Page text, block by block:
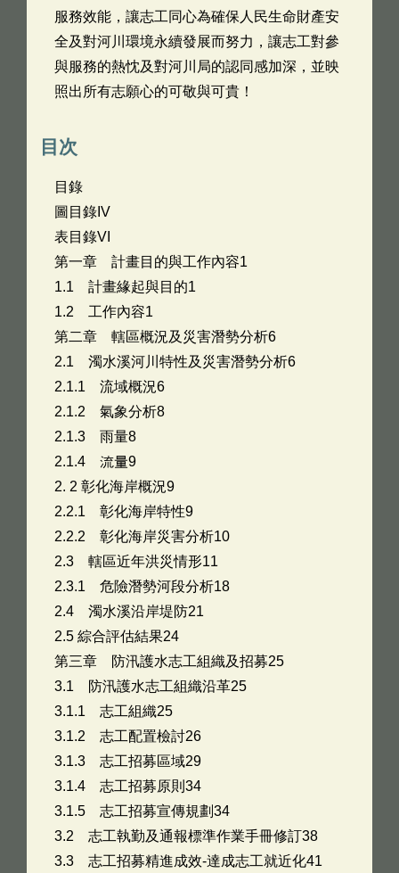
服務效能，讓志工同心為確保人民生命財產安
全及對河川環境永續發展而努力，讓志工對參
與服務的熱忱及對河川局的認同感加深，並映
照出所有志願心的可敬與可貴！
目次
目錄
圖目錄IV
表目錄VI
第一章 計畫目的與工作內容1
1.1 計畫緣起與目的1
1.2 工作內容1
第二章 轄區概況及災害潛勢分析6
2.1 濁水溪河川特性及災害潛勢分析6
2.1.1 流域概況6
2.1.2 氣象分析8
2.1.3 雨量8
2.1.4 流量9
2. 2 彰化海岸概況9
2.2.1 彰化海岸特性9
2.2.2 彰化海岸災害分析10
2.3 轄區近年洪災情形11
2.3.1 危險潛勢河段分析18
2.4 濁水溪沿岸堤防21
2.5 綜合評估結果24
第三章 防汛護水志工組織及招募25
3.1 防汛護水志工組織沿革25
3.1.1 志工組織25
3.1.2 志工配置檢討26
3.1.3 志工招募區域29
3.1.4 志工招募原則34
3.1.5 志工招募宣傳規劃34
3.2 志工執勤及通報標準作業手冊修訂38
3.3 志工招募精進成效-達成志工就近化41